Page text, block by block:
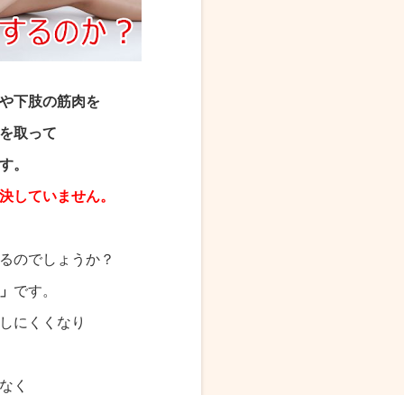
下肢の筋肉を
取って
。
していません。
のでしょうか？
です。
にくくなり
く